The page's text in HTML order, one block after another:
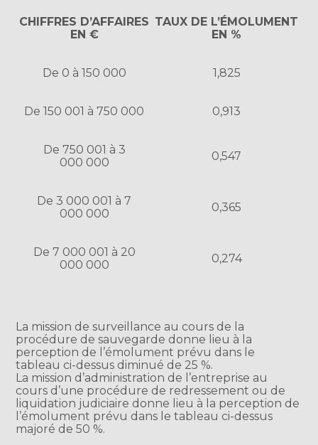
CHIFFRES D’AFFAIRES
EN €
TAUX DE L’ÉMOLUMENT
EN %
De 0 à 150 000 1,825
De 150 001 à 750 000 0,913
De 750 001 à 3
000 000
0,547
De 3 000 001 à 7
000 000
0,365
De 7 000 001 à 20
000 000
0,274
La mission de surveillance au cours de la
procédure de sauvegarde donne lieu à la
perception de l’émolument prévu dans le
tableau ci-dessus diminué de 25 %.
La mission d’administration de l’entreprise au
cours d’une procédure de redressement ou de
liquidation judiciaire donne lieu à la perception de
l’émolument prévu dans le tableau ci-dessus
majoré de 50 %.